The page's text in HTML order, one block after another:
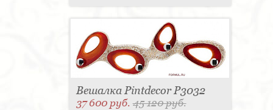
Вешалка Pintdecor P3032
37 600 руб.45 120 руб.